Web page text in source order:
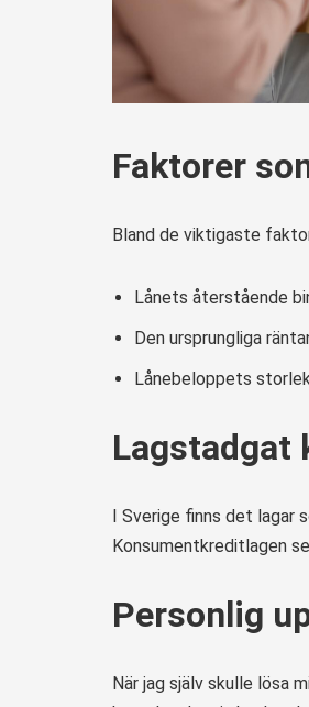
Faktorer
Bland de viktigaste
Lånets återstående
Den ursprungliga
Lånebeloppets
Lagstadgat
I Sverige finns det lagar
Konsumentkreditlagen
Personlig
När jag själv skulle lösa